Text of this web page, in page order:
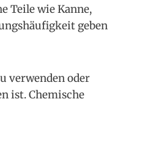
Teile wie Kanne,
geben
verwenden oder
ist. Chemische